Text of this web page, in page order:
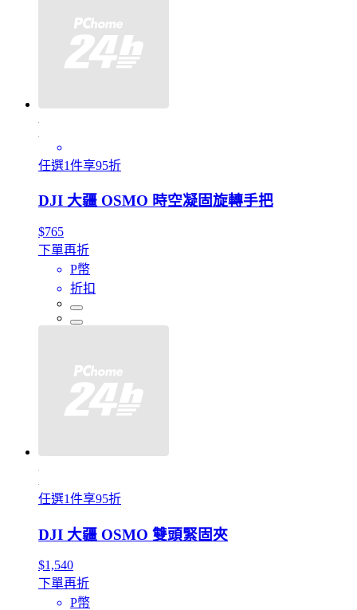
任選1件享95折
DJI 大疆 OSMO 時空凝固旋轉手把
$765
下單再折
P幣
折扣
任選1件享95折
DJI 大疆 OSMO 雙頭緊固夾
$1,540
下單再折
P幣